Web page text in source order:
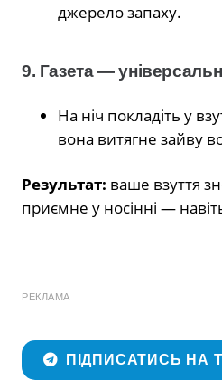
джерело запаху.
9. Газета —
На ніч покладіть у
вона витягне зайву
Результат: ваше взуття
приємне у носінні —
РЕКЛАМА
ПІДПИСАТИСЬ НА